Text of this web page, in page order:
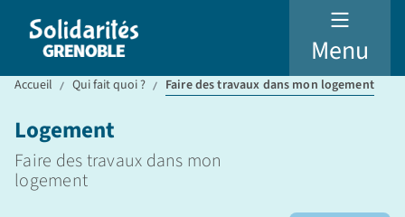
Menu
Accueil Qui fait quoi ? Faire des travaux dans mon logement
Logement
Faire des travaux dans mon
logement